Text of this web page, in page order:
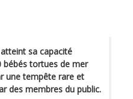
sa capacité
bébés tortues de mer
une tempête rare et
des membres du public.